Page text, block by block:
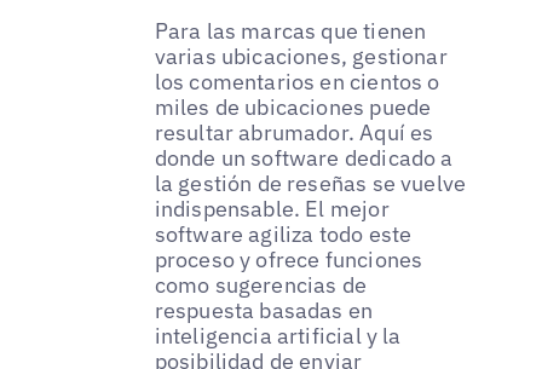
Para las marcas que tienen
varias ubicaciones, gestionar
los comentarios en cientos o
miles de ubicaciones puede
resultar abrumador. Aquí es
donde un software dedicado a
la gestión de reseñas se vuelve
indispensable. El mejor
software agiliza todo este
proceso y ofrece funciones
como sugerencias de
respuesta basadas en
inteligencia artificial y la
posibilidad de enviar